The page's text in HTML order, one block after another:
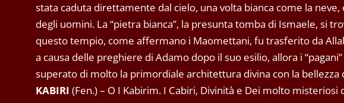
stata caduta direttamente dal cielo, una volta bianca come la
degli uomini. La “pietra bianca”, la presunta tomba di Ismaele, si
questo tempio, come affermano i Maomettani, fu trasferito da
a causa delle preghiere di Adamo dopo il suo esilio, allora i
superato di molto la primordiale architettura divina con la bellezza
KABIRI (Fen.) – O I Kabirim. I Cabiri, Divinità e Dei molto